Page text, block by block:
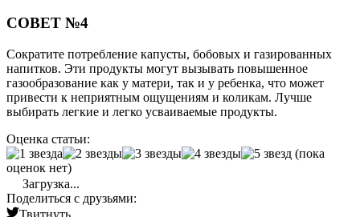
СОВЕТ №4
Сократите потребление капусты, бобовых и газированных
напитков. Эти продукты могут вызывать повышенное
газообразование как у матери, так и у ребенка, что может
привести к неприятным ощущениям и коликам. Лучше
выбирать легкие и легко усваиваемые продукты.
Оценка статьи:
(пока
оценок нет)
Загрузка...
Поделиться с друзьями:
Твитнуть